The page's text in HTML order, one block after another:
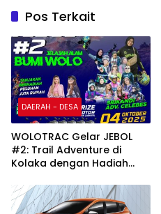
Pos Terkait
DAERAH - DESA
WOLOTRAC Gelar JEBOL
#2: Trail Adventure di
Kolaka dengan Hadiah